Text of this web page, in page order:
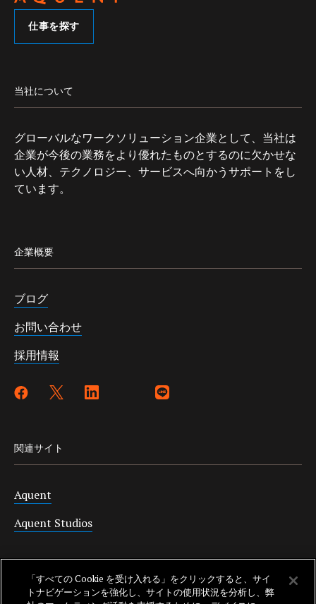
仕事を探す
当社について
グローバルなワークソリューション企業として、当社は
企業が今後の業務をより優れたものとするのに欠かせな
い人材、テクノロジー、サービスへ向かうサポートをし
ています。
企業概要
ブログ
お問い合わせ
採用情報
関連サイト
Aquent
Aquent Studios
「すべての Cookie を受け入れる」をクリックすると、サイ
トナビゲーションを強化し、サイトの使用状況を分析し、弊